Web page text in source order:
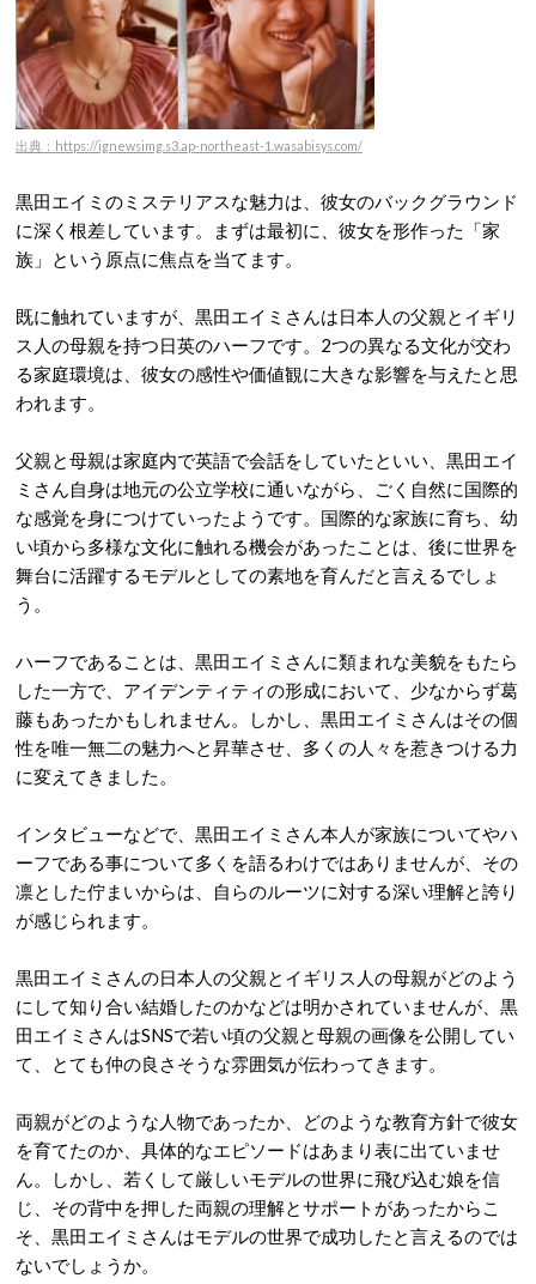
出典：https://ignewsimg.s3.ap-northeast-1.wasabisys.com/
黒田エイミのミステリアスな魅力は、彼女のバックグラウンド
に深く根差しています。まずは最初に、彼女を形作った「家
族」という原点に焦点を当てます。
既に触れていますが、黒田エイミさんは日本人の父親とイギリ
ス人の母親を持つ日英のハーフです。 2つの異なる文化が交わ
る家庭環境は、彼女の感性や価値観に大きな影響を与えたと思
われます。
父親と母親は家庭内で英語で会話をしていたといい、黒田エイ
ミさん自身は地元の公立学校に通いながら、ごく自然に国際的
な感覚を身につけていったようです。国際的な家族に育ち、 幼
い頃から多様な文化に触れる機会があったことは、後に世界を
舞台に活躍するモデルとしての素地を育んだと言えるでしょ
う。
ハーフであることは、黒田エイミさんに類まれな美貌をもたら
した一方で、アイデンティティの形成において、少なからず葛
藤もあったかもしれません。しかし、黒田エイミさんはその個
性を唯一無二の魅力へと昇華させ、多くの人々を惹きつける力
に変えてきました。
インタビューなどで、黒田エイミさん本人が家族についてやハ
ーフである事について多くを語るわけではありませんが、その
凛とした佇まいからは、自らのルーツに対する深い理解と誇り
が感じられます。
黒田エイミさんの日本人の父親とイギリス人の母親がどのよう
にして知り合い結婚したのかなどは明かされていませんが、黒
田エイミさんはSNSで若い頃の父親と母親の画像を公開してい
て、とても仲の良さそうな雰囲気が伝わってきます。
両親がどのような人物であったか、どのような教育方針で彼女
を育てたのか、具体的なエピソードはあまり表に出ていませ
ん。しかし、若くして厳しいモデルの世界に飛び込む娘を信
じ、その背中を押した両親の理解とサポートがあったからこ
そ、黒田エイミさんはモデルの世界で成功したと言えるのでは
ないでしょうか。